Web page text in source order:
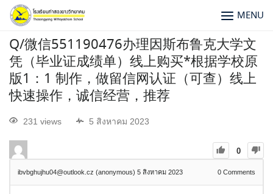
MENU
Q/微信551190476办理因斯布鲁克大学文
凭（毕业证成绩单）线上购买*根据学校原
版1：1 制作，做留信网认证（可查）线上
快速操作，诚信经营，推荐
231 views 5 สิงหาคม 2023
0
ibvbghujhu04@outlook.cz (anonymous) 5 สิงหาคม 2023 0 Comments